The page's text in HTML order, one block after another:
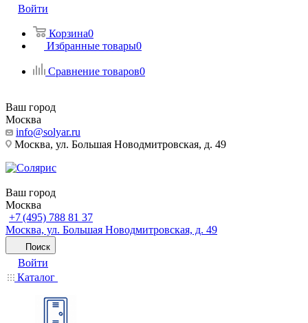
Войти
Корзина0
Избранные товары0
Сравнение товаров0
Ваш город
Москва
info@solyar.ru
Москва, ул. Большая Новодмитровская, д. 49
Ваш город
Москва
+7 (495) 788 81 37
Москва, ул. Большая Новодмитровская, д. 49
Поиск
Войти
Каталог